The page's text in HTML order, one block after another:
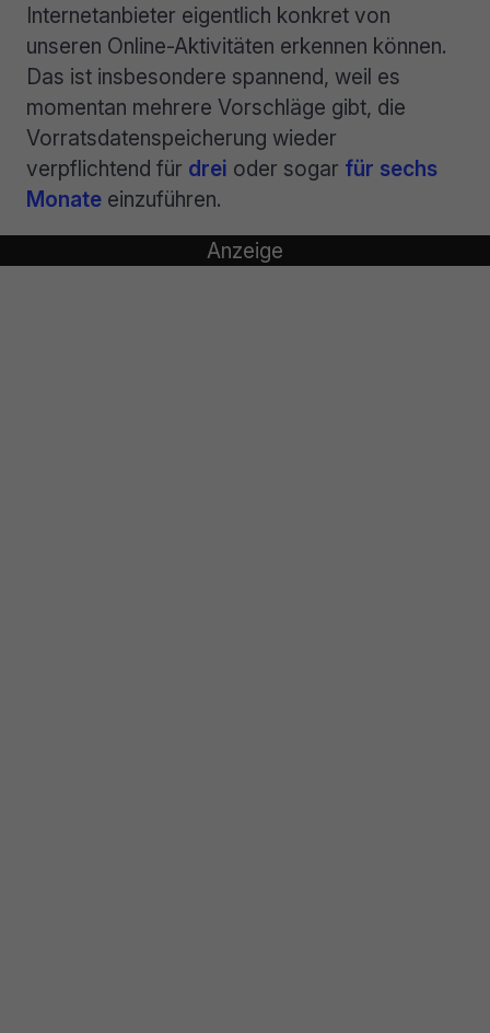
Internetanbieter eigentlich konkret von
unseren Online-Aktivitäten erkennen können.
Das ist insbesondere spannend, weil es
momentan mehrere Vorschläge gibt, die
Vorratsdatenspeicherung wieder
verpflichtend für drei oder sogar für sechs
Monate einzuführen.